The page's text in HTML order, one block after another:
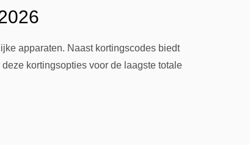
apparaten. Naast kortingscodes biedt
kortingsopties voor de laagste totale